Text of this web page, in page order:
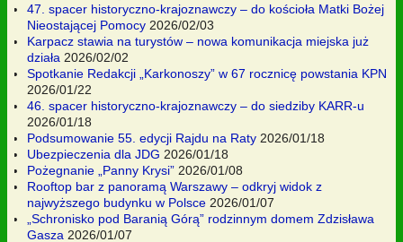
47. spacer historyczno-krajoznawczy – do kościoła Matki Bożej
Nieostającej Pomocy 2026/02/03
Karpacz stawia na turystów – nowa komunikacja miejska już
działa 2026/02/02
Spotkanie Redakcji „Karkonoszy” w 67 rocznicę powstania KPN
2026/01/22
46. spacer historyczno-krajoznawczy – do siedziby KARR-u
2026/01/18
Podsumowanie 55. edycji Rajdu na Raty 2026/01/18
Ubezpieczenia dla JDG 2026/01/18
Pożegnanie „Panny Krysi” 2026/01/08
Rooftop bar z panoramą Warszawy – odkryj widok z
najwyższego budynku w Polsce 2026/01/07
„Schronisko pod Baranią Górą” rodzinnym domem Zdzisława
Gasza 2026/01/07